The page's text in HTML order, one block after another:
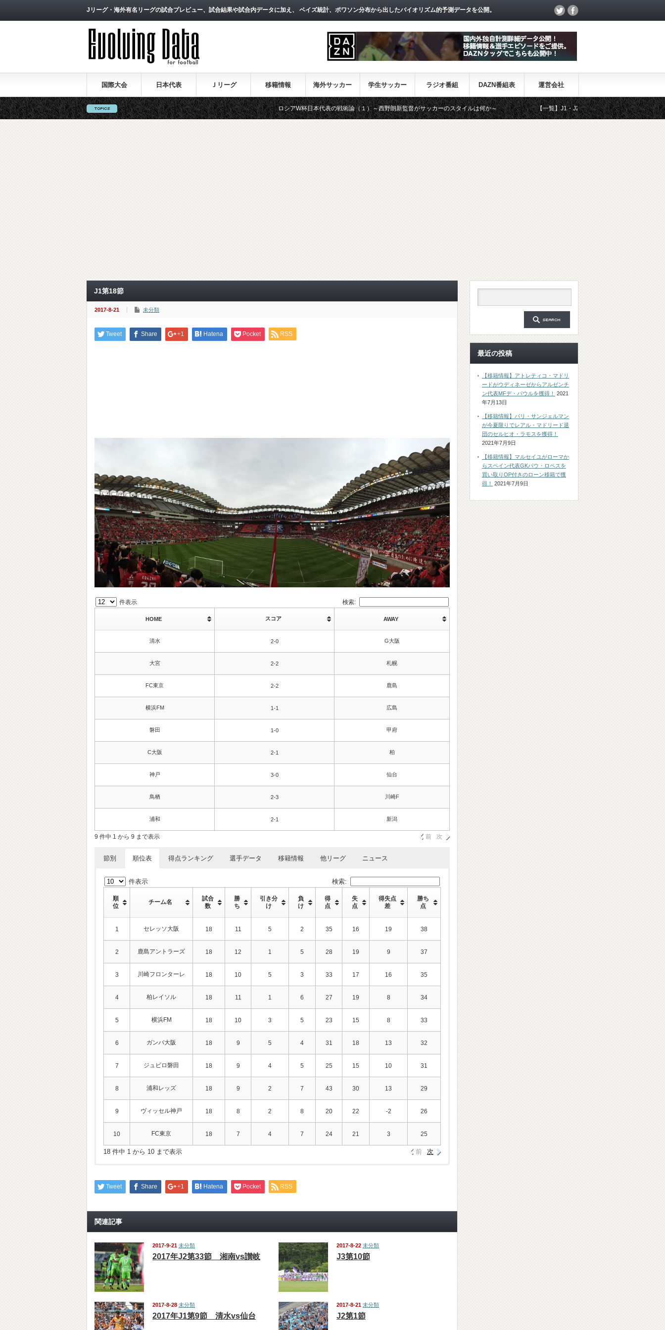
Jリーグ・海外有名リーグの試合プレビュー、試合結果や試合内データに加え、 ベイズ統計、ポワソン分布から出したバイオリズム的予測データを公開。
国際大会 日本代表 Ｊリーグ 移籍情報 海外サッカー 学生サッカー ラジオ番組 DAZN番組表 運営会社
ロシアW杯日本代表の戦術論（１）～西野朗新監督がサッカーのスタイルは何か～ 【一覧】J1・J2・J3リーグ「退団・戦力外選手＆新加入選
J1第18節
2017-8-21 未分類
Tweet Share +1 Hatena Pocket RSS
件表示 検索:
HOME スコア AWAY
清水 2-0 G大阪
大宮 2-2 札幌
FC東京 2-2 鹿島
横浜FM 1-1 広島
磐田 1-0 甲府
C大阪 2-1 柏
神戸 3-0 仙台
鳥栖 2-3 川崎F
浦和 2-1 新潟
9 件中 1 から 9 まで表示 前 次
節別 順位表 得点ランキング 選手データ 移籍情報 他リーグ ニュース
件表示 検索:
順
位
チーム名
試合
数
勝
ち
引き分
け
負
け
得
点
失
点
得失点
差
勝ち
点
1 セレッソ大阪 18 11 5 2 35 16 19 38
2 鹿島アントラーズ 18 12 1 5 28 19 9 37
3 川崎フロンターレ 18 10 5 3 33 17 16 35
4 柏レイソル 18 11 1 6 27 19 8 34
5 横浜FM 18 10 3 5 23 15 8 33
6 ガンバ大阪 18 9 5 4 31 18 13 32
7 ジュビロ磐田 18 9 4 5 25 15 10 31
8 浦和レッズ 18 9 2 7 43 30 13 29
9 ヴィッセル神戸 18 8 2 8 20 22 -2 26
10 FC東京 18 7 4 7 24 21 3 25
18 件中 1 から 10 まで表示 前 次
Tweet Share +1 Hatena Pocket RSS
関連記事
2017-9-21 未分類
2017年J2第33節 湘南vs讃岐
2017-8-22 未分類
J3第10節
2017-8-28 未分類
2017年J1第9節 清水vs仙台
2017-8-21 未分類
J2第1節
最近の投稿
【移籍情報】アトレティコ・マドリ
ードがウディネーゼからアルゼンチ
ン代表MFデ・パウルを獲得！
2021
年7月13日
【移籍情報】パリ・サンジェルマン
が今夏限りでレアル・マドリード退
団のセルヒオ・ラモスを獲得！
2021年7月9日
【移籍情報】マルセイユがローマか
らスペイン代表GKパウ・ロペスを
買い取りOP付きのローン移籍で獲
得！
2021年7月9日